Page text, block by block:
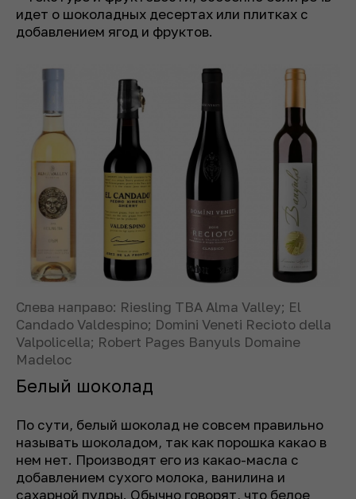
идет о шоколадных десертах или плитках с
добавлением ягод и фруктов.
Слева направо: Riesling TBA Alma Valley; El
Candado Valdespino; Domini Veneti Recioto della
Valpolicella; Robert Pages Banyuls Domaine
Madeloc
Белый шоколад
По сути, белый шоколад не совсем правильно
называть шоколадом, так как порошка какао в
нем нет. Производят его из какао-масла с
добавлением сухого молока, ванилина и
сахарной пудры. Обычно говорят, что белое